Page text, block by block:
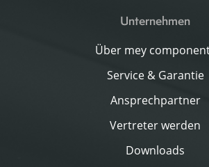
Unternehmen
Über mey
Service & Garantie
Ansprechpartner
Vertreter werden
Downloads